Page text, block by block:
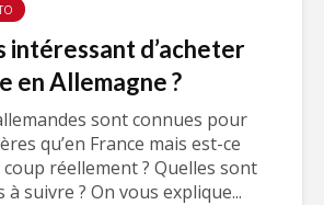
intéressant d’acheter
en Allemagne ?
sont connues pour
qu’en France mais est-ce
réellement ? Quelles sont
à suivre ? On vous explique...